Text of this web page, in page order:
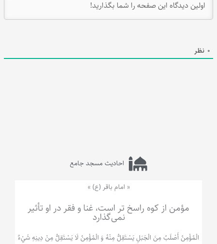
0 نظر
احادیث مسجد جامع
« امام باقر (ع) »
مؤمن از کوه راسخ تر است، غنا و فقر در او تأثیر
نمی‌گذارد
الْمُؤْمِنُ‌ أَصْلَبُ‌ مِنَ‌ الْجَبَلِ‌ یَسْتَقِلُّ مِنْهُ وَ الْمُؤْمِنُ لَا يَسْتَقِلُّ مِنْ دِينِهِ شَيْ‌ءٌ